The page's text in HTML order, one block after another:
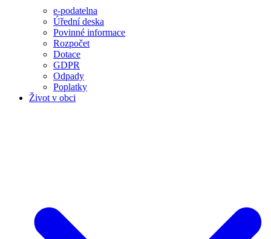
e-podatelna
Úřední deska
Povinné informace
Rozpočet
Dotace
GDPR
Odpady
Poplatky
Život v obci